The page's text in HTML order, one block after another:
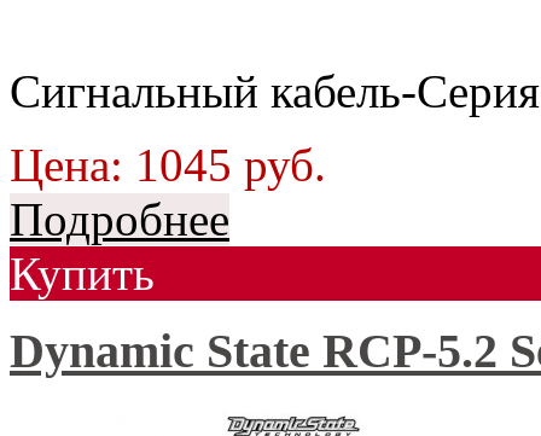
Сигнальный кабель-
Цена: 1045 руб.
Подробнее
Купить
Dynamic State RCP-5.2